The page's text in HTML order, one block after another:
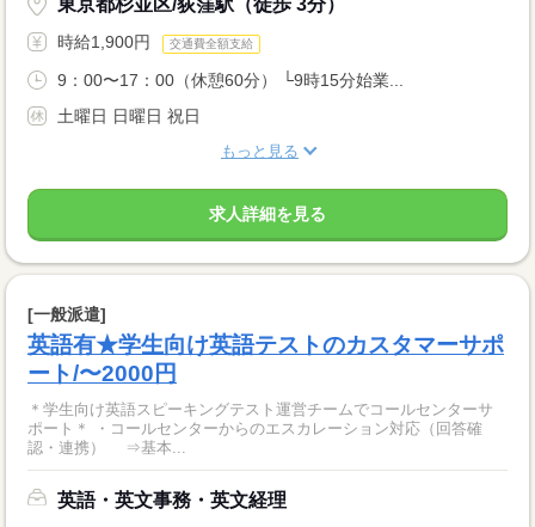
東京都杉並区/荻窪駅（徒歩 3分）
時給1,900円 交通費全額支給
9：00〜17：00（休憩60分） └9時15分始業...
土曜日 日曜日 祝日
もっと見る
求人詳細を見る
[一般派遣]
英語有★学生向け英語テストのカスタマーサポ
ート/〜2000円
＊学生向け英語スピーキングテスト運営チームでコールセンターサ
ポート＊ ・コールセンターからのエスカレーション対応（回答確
認・連携） ⇒基本...
英語・英文事務・英文経理